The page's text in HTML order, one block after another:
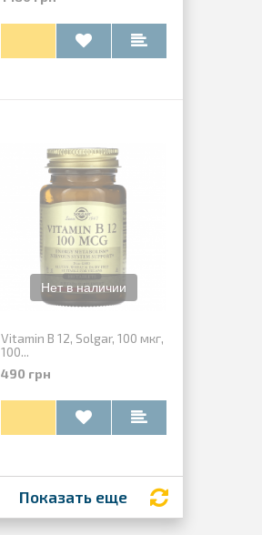
Vitamin B 12, Solgar, 100 мкг,
100...
490 грн
Показать еще